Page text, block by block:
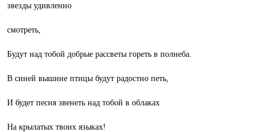
звезды удивленно
смотреть,
Будут над тобой добрые рассветы гореть в полнеба.
В синей вышине птицы будут радостно петь,
И будет песня звенеть над тобой в облаках
На крылатых твоих языках!